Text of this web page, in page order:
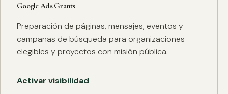
Google Ads Grants
Preparación de páginas, mensajes, eventos y
campañas de búsqueda para organizaciones
elegibles y proyectos con misión pública.
Activar visibilidad